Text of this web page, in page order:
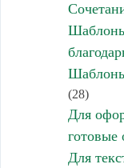
(28)
Для
готовые
Для